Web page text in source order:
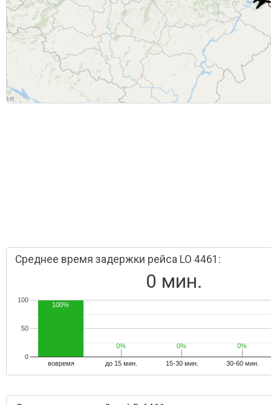
Среднее время задержки рейса LO 4461:
0 мин.
вовремя до 15 мин. 15-30 мин. 30-60 мин.
0
50
100
100%
0%
0% 0%
0% 0%
0%